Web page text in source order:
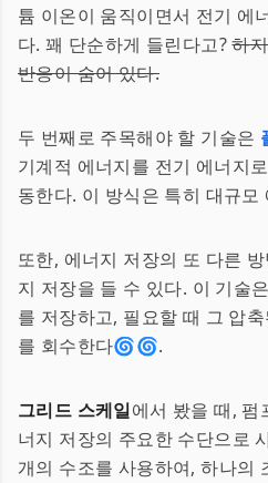
튬 이온이 움직이면서 전기 에
다. 꽤 단순하게 들린다고?하
반응이 숨어 있다.
두 번째로 주목해야 할 기술은
기계적 에너지를 전기 에너지
동한다. 이 방식은 특히 대규
또한, 에너지 저장의 또 다른
지 저장을 들 수 있다. 이 기술
를 저장하고, 필요할 때 그 압
를 회수한다🌀🌀.
그리드 스케일에서 봤을 때, 펌
너지 저장의 주요한 수단으로
개의 수조를 사용하여, 하나의